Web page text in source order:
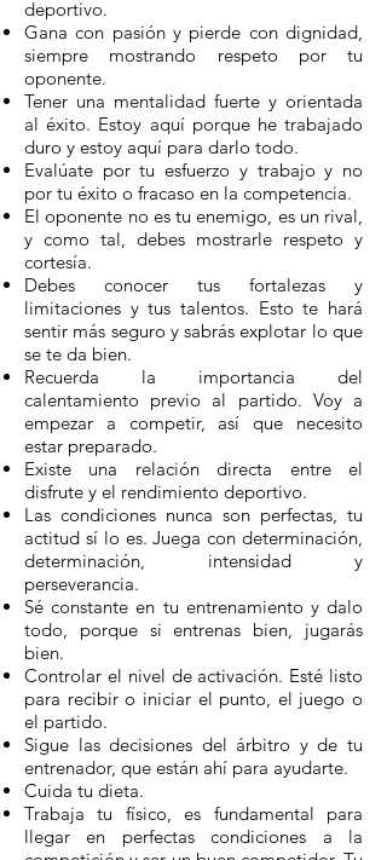
deportivo.
Gana con pasión y pierde con dignidad,
siempre mostrando respeto por tu
oponente.
Tener una mentalidad fuerte y orientada
al éxito. Estoy aquí porque he trabajado
duro y estoy aquí para darlo todo.
Evalúate por tu esfuerzo y trabajo y no
por tu éxito o fracaso en la competencia.
El oponente no es tu enemigo, es un rival,
y como tal, debes mostrarle respeto y
cortesía.
Debes conocer tus fortalezas y
limitaciones y tus talentos. Esto te hará
sentir más seguro y sabrás explotar lo que
se te da bien.
Recuerda la importancia del
calentamiento previo al partido. Voy a
empezar a competir, así que necesito
estar preparado.
Existe una relación directa entre el
disfrute y el rendimiento deportivo.
Las condiciones nunca son perfectas, tu
actitud sí lo es. Juega con determinación,
determinación, intensidad y
perseverancia.
Sé constante en tu entrenamiento y dalo
todo, porque si entrenas bien, jugarás
bien.
Controlar el nivel de activación. Esté listo
para recibir o iniciar el punto, el juego o
el partido.
Sigue las decisiones del árbitro y de tu
entrenador, que están ahí para ayudarte.
Cuida tu dieta.
Trabaja tu físico, es fundamental para
llegar en perfectas condiciones a la